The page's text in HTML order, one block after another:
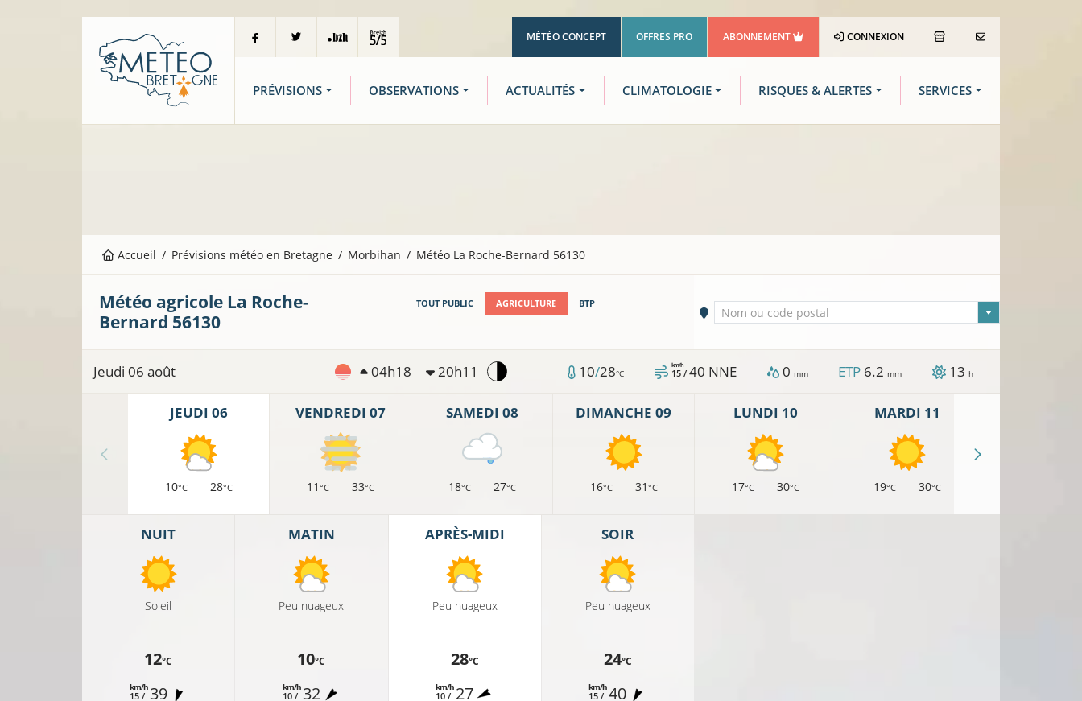
MÉTÉO CONCEPT OFFRES PRO ABONNEMENT CONNEXION
PRÉVISIONS OBSERVATIONS ACTUALITÉS CLIMATOLOGIE RISQUES & ALERTES SERVICES
Accueil Prévisions météo en Bretagne Morbihan Météo La Roche-Bernard 56130
Météo agricole La Roche-
Bernard 56130
TOUT PUBLIC AGRICULTURE BTP
Ville sélectionnée
Nom ou code postal
Jeudi 06 août 04h18 20h11 10/28°C 15 /
km/h 40 NNE 0 mm ETP 6.2 mm 13 h
JEUDI 06
10°C 28°C
VENDREDI 07
11 °C 33°C
SAMEDI 08
18°C 27°C
DIMANCHE 09
16°C 31 °C
LUNDI 10
17°C 30°C
MARDI 11
19°C 30°C
NUIT
Soleil
12°C
15 /
km/h 39
MATIN
Peu nuageux
10°C
10 /
km/h 32
APRÈS-MIDI
Peu nuageux
28°C
10 /
km/h 27
SOIR
Peu nuageux
24°C
15 /
km/h40
22°C
21°C
21°C
25°C